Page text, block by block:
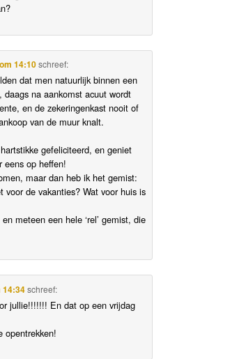
14:10schreef:
dat men natuurlijk binnen een
na aankomst acuut wordt
en de zekeringenkast nooit of
van de muur knalt.
gefeliciteerd, en geniet
eens op heffen!
maar dan heb ik het gemist:
de vakanties? Wat voor huis is
meteen een hele ‘rel’ gemist, die
14:34schreef:
jullie!!!!!!! En dat op een vrijdag
opentrekken!